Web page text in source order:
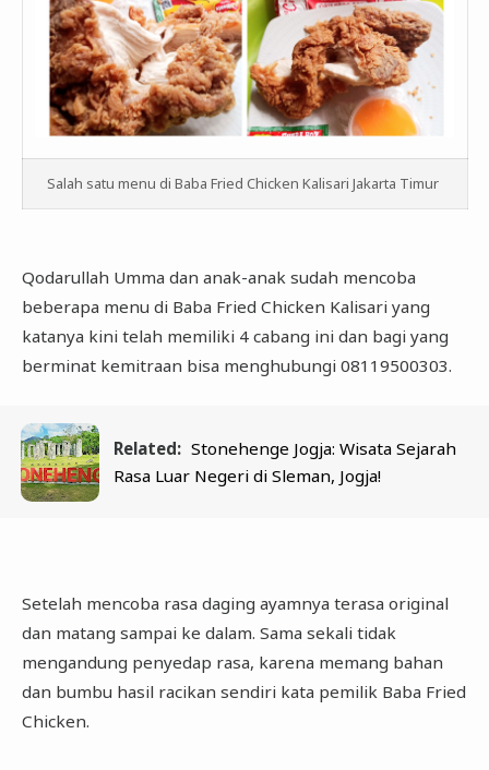
Salah satu menu di Baba Fried Chicken Kalisari Jakarta Timur
Qodarullah Umma dan anak-anak sudah mencoba
beberapa menu di Baba Fried Chicken Kalisari yang
katanya kini telah memiliki 4 cabang ini dan bagi yang
berminat kemitraan bisa menghubungi 08119500303.
Related: Stonehenge Jogja: Wisata Sejarah
Rasa Luar Negeri di Sleman, Jogja!
Setelah mencoba rasa daging ayamnya terasa original
dan matang sampai ke dalam. Sama sekali tidak
mengandung penyedap rasa, karena memang bahan
dan bumbu hasil racikan sendiri kata pemilik Baba Fried
Chicken.